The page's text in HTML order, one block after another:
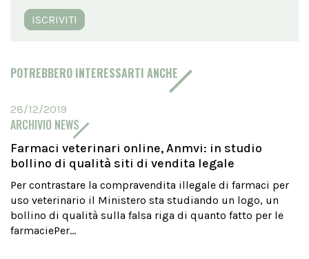
ISCRIVITI
POTREBBERO INTERESSARTI ANCHE
28/12/2019
ARCHIVIO NEWS
Farmaci veterinari online, Anmvi: in studio
bollino di qualità siti di vendita legale
Per contrastare la compravendita illegale di farmaci per
uso veterinario il Ministero sta studiando un logo, un
bollino di qualità sulla falsa riga di quanto fatto per le
farmaciePer...